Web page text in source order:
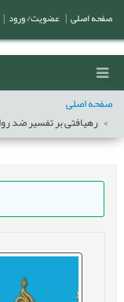
صفحه اصلی
رهیافتی بر تفسیر ضد
صفحه اصلی عضویت/ ورود